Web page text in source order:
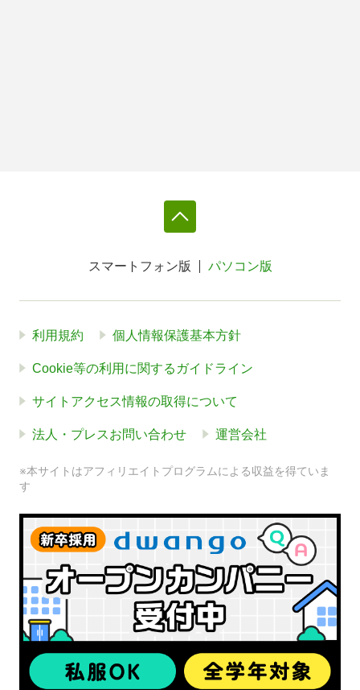
スマートフォン版 パソコン版
利用規約 個人情報保護基本方針
Cookie等の利用に関するガイドライン
サイトアクセス情報の取得について
法人・プレスお問い合わせ 運営会社
※本サイトはアフィリエイトプログラムによる収益を得ていま
す